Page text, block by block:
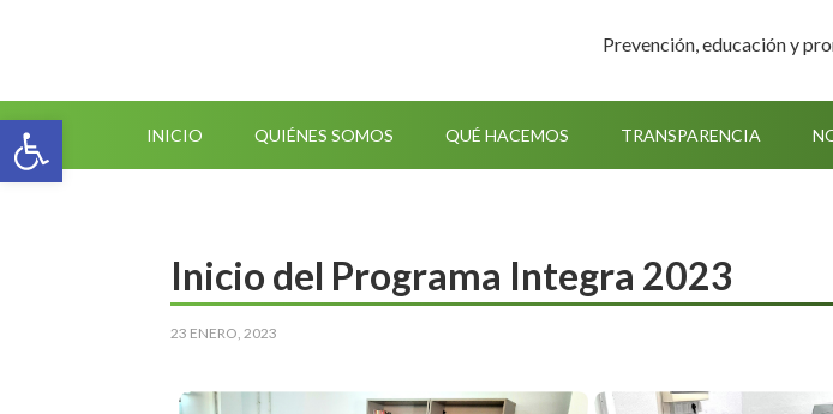
Abrir barra de herramientas
Prevención, educación y
INICIO QUIÉNES SOMOS QUÉ HACEMOS TRANSPARENCIA
Inicio del Programa Integra 2023
23 ENERO, 2023